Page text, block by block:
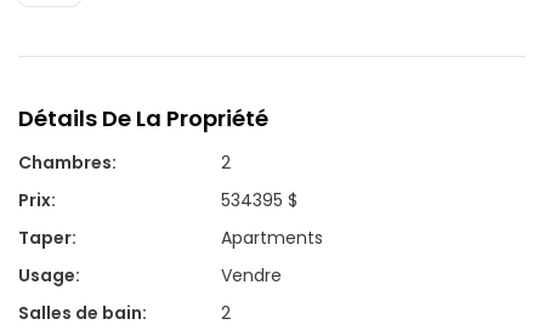
Détails De La Propriété
Chambres:
2
Prix:
534395 $
Taper:
Apartments
Usage:
Vendre
Salles de bain:
2